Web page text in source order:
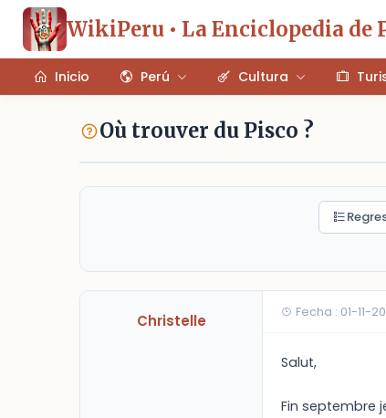
WikiPeru • La Enciclopedia de
Inicio Perú Cultura
Où trouver du Pisco ?
Christelle Fecha : 01-11-
Salut,
Fin septembre